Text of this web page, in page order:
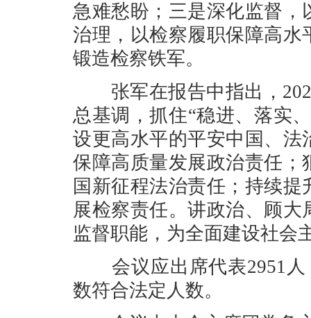
急难愁盼；三是深化监督
治理，以检察履职保障高
锻造检察铁军。
张军在报告中指出，
总基调，抓住“稳进、落实
设更高水平的平安中国、
保障高质量发展政治责任
国新征程法治责任；持续
展检察责任。讲政治、顾
监督职能，为全面建设社会
会议应出席代表2951人
数符合法定人数。